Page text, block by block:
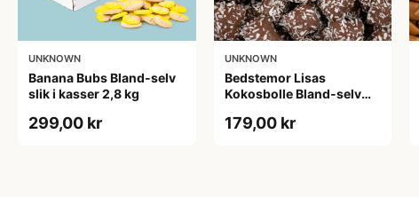
UNKNOWN
Banana Bubs Bland-selv
slik i kasser 2,8 kg
299,00 kr
UNKNOWN
Bedstemor Lisas
Kokosbolle Bland-selv
179,00 kr